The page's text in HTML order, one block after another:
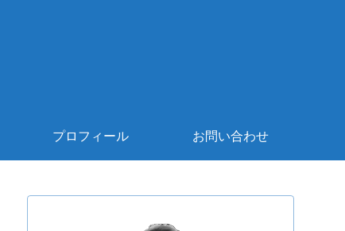
プロフィール お問い合わせ